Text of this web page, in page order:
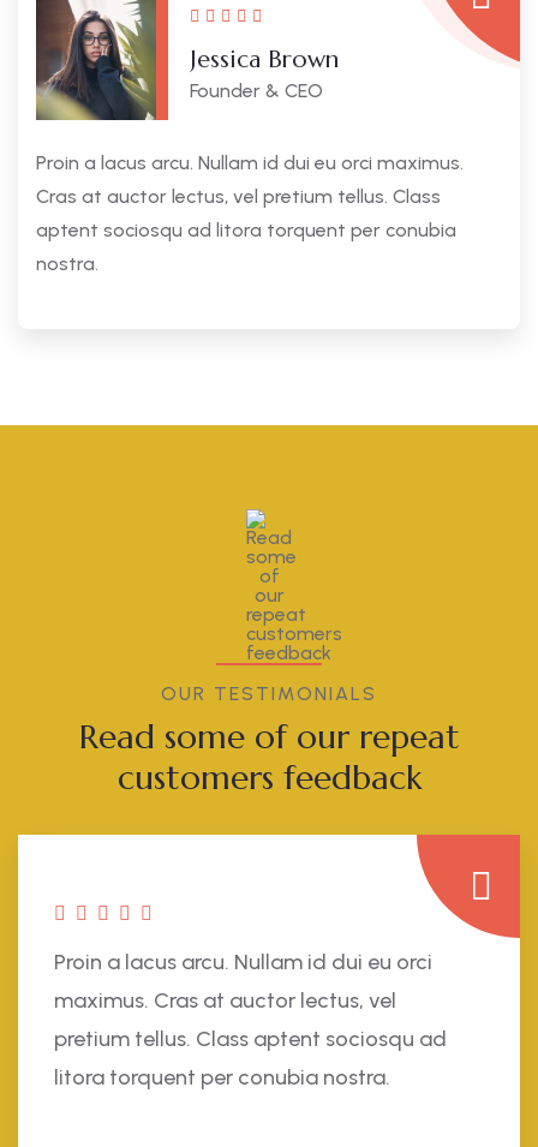
Jessica Brown
Founder & CEO
Proin a lacus arcu. Nullam id dui eu orci maximus.
Cras at auctor lectus, vel pretium tellus. Class
aptent sociosqu ad litora torquent per conubia
nostra.
OUR TESTIMONIALS
Read some of our repeat
customers feedback​
Proin a lacus arcu. Nullam id dui eu orci
maximus. Cras at auctor lectus, vel
pretium tellus. Class aptent sociosqu ad
litora torquent per conubia nostra.